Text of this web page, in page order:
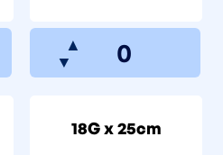
▲
▼
18G x 25cm